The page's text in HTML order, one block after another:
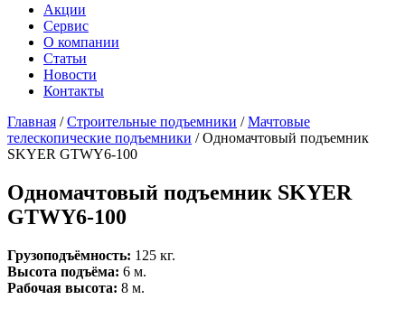
Акции
Сервис
О компании
Статьи
Новости
Контакты
Главная /Строительные подъемники /Мачтовые
телескопические подъемники /Одномачтовый подъемник
SKYER GTWY6-100
Одномачтовый подъемник SKYER
GTWY6-100
Грузоподъёмность: 125 кг.
Высота подъёма: 6 м.
Рабочая высота: 8 м.